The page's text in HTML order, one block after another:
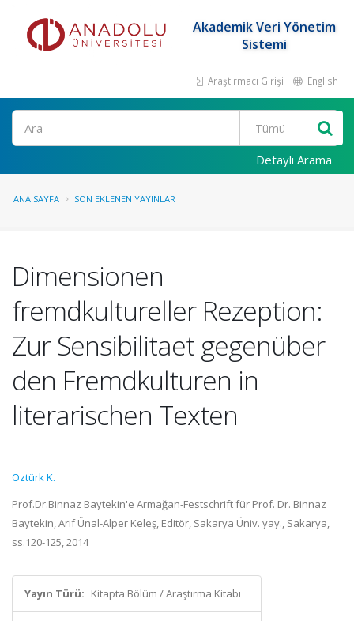
Akademik Veri Yönetim
Sistemi
Araştırmacı Girişi English
Ara
Detaylı Arama
ANA SAYFA SON EKLENEN YAYINLAR
Dimensionen
fremdkultureller Rezeption:
Zur Sensibilitaet gegenüber
den Fremdkulturen in
literarischen Texten
Öztürk K.
Prof.Dr.Binnaz Baytekin'e Armağan-Festschrift für Prof. Dr. Binnaz
Baytekin, Arif Ünal-Alper Keleş, Editör, Sakarya Üniv. yay., Sakarya,
ss.120-125, 2014
Yayın Türü: Kitapta Bölüm / Araştırma Kitabı